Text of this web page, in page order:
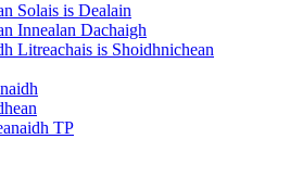
Solais is Dealain
Innealan Dachaigh
Litreachais is Shoidhnichean
TP